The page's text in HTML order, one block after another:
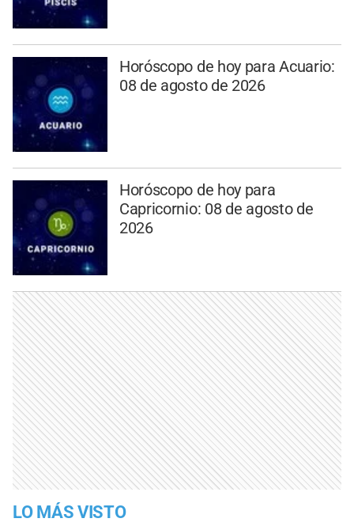
Horóscopo de hoy para Acuario:
08 de agosto de 2026
Horóscopo de hoy para
Capricornio: 08 de agosto de
2026
LO MÁS VISTO